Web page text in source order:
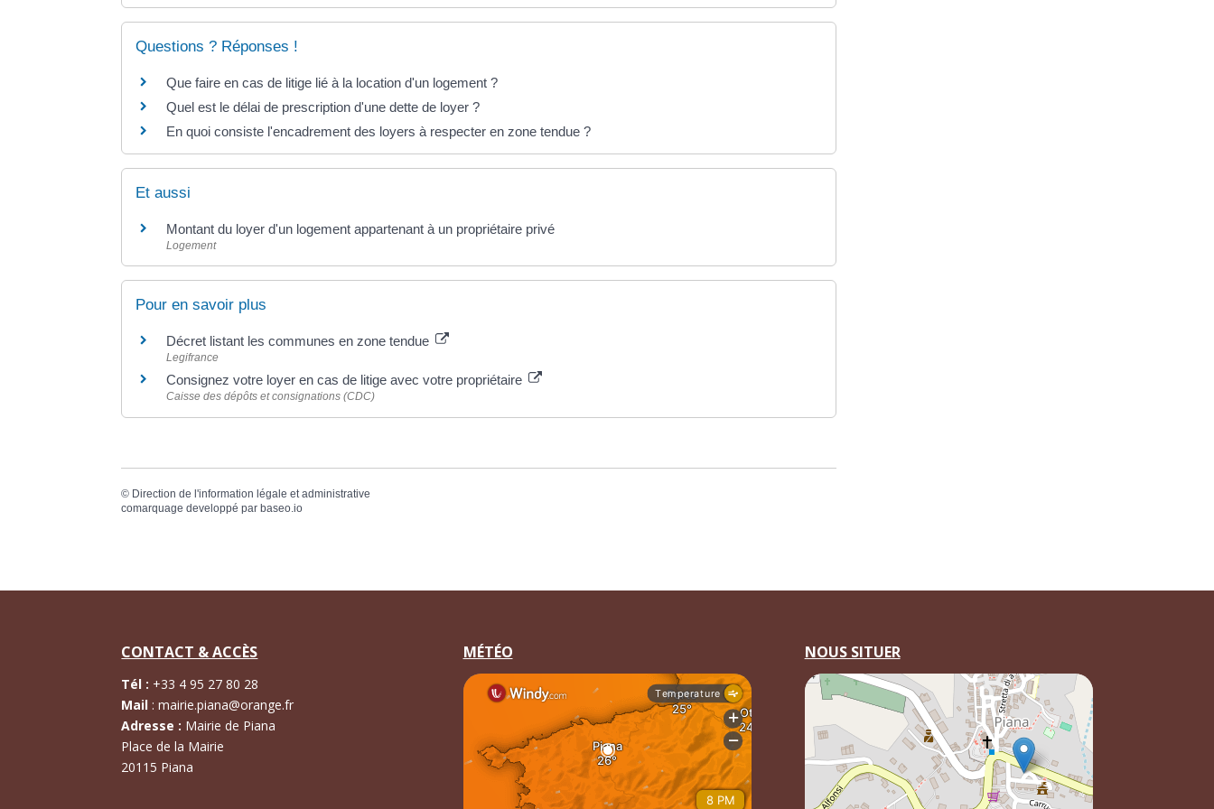
Questions ? Réponses !
Que faire en cas de litige lié à la location d'un logement ?
Quel est le délai de prescription d'une dette de loyer ?
En quoi consiste l'encadrement des loyers à respecter en zone tendue ?
Et aussi
Montant du loyer d'un logement appartenant à un propriétaire privé
Logement
Pour en savoir plus
Décret listant les communes en zone tendue
Legifrance
Consignez votre loyer en cas de litige avec votre propriétaire
Caisse des dépôts et consignations (CDC)
© Direction de l'information légale et administrative
comarquage developpé parbaseo.io
CONTACT & ACCÈS
Tél : +33 4 95 27 80 28
Mail :mairie.piana@orange.fr
Adresse : Mairie de Piana
Place de la Mairie
20115 Piana
MÉTÉO NOUS SITUER